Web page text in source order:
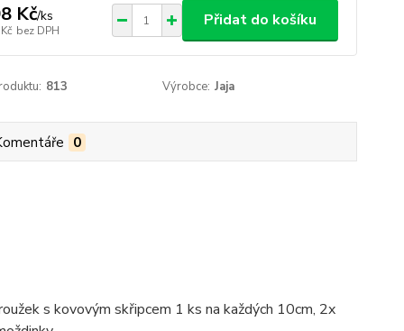
Kč/ks
bez DPH
Přidat do košíku
813 Výrobce: Jaja
0
s kovovým skřipcem 1 ks na každých 10cm, 2x